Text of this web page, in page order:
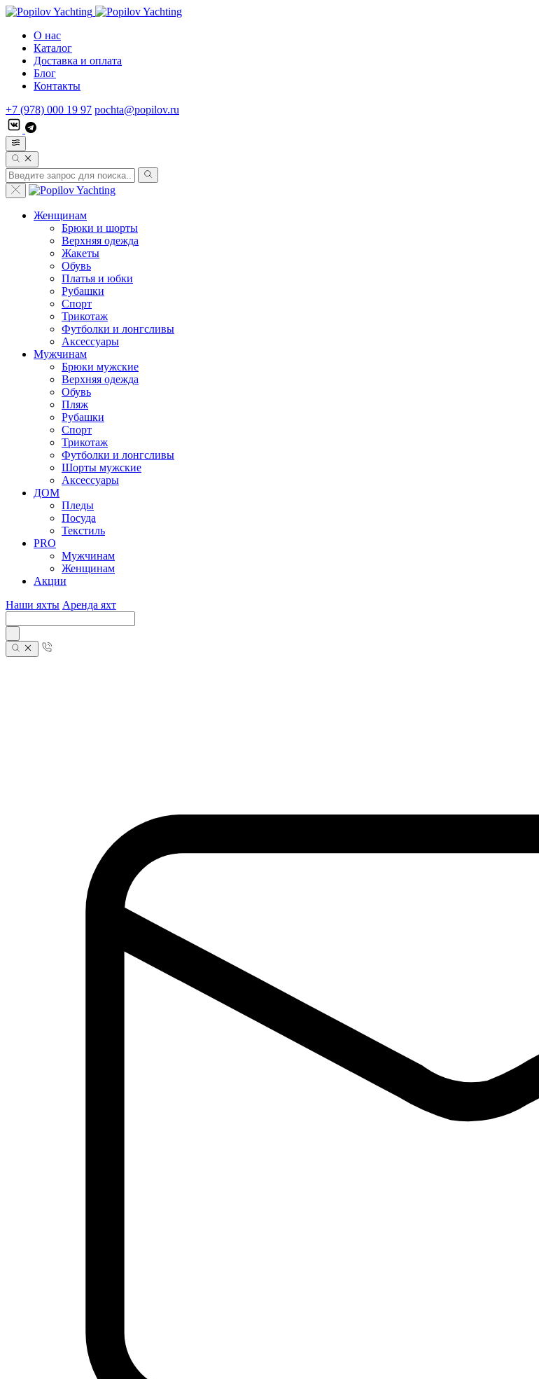
О нас
Каталог
Доставка и оплата
Блог
Контакты
+7 (978) 000 19 97 pochta@popilov.ru
Женщинам
Брюки и шорты
Верхняя одежда
Жакеты
Обувь
Платья и юбки
Рубашки
Спорт
Трикотаж
Футболки и лонгсливы
Аксессуары
Мужчинам
Брюки мужские
Верхняя одежда
Обувь
Пляж
Рубашки
Спорт
Трикотаж
Футболки и лонгсливы
Шорты мужские
Аксессуары
ДОМ
Пледы
Посуда
Текстиль
PRO
Мужчинам
Женщинам
Акции
Наши яхты Аренда яхт